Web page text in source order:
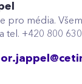
pro média.
tel. +420 800